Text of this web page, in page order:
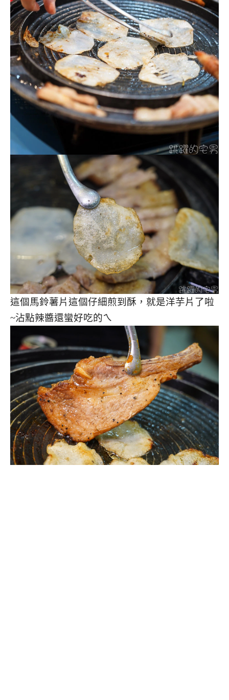
這個馬鈴薯片這個仔細煎到酥，就是洋芋片了啦
~沾點辣醬還蠻好吃的ㄟ